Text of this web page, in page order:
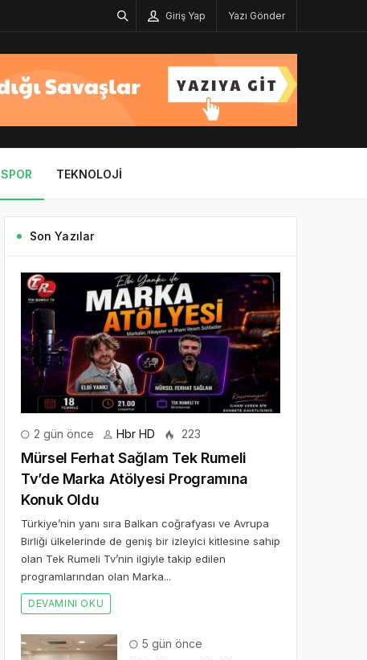
Giriş Yap Yazı Gönder
SPOR TEKNOLOJI
Son Yazılar
2 gün önce Hbr HD 223
Mürsel Ferhat Sağlam Tek Rumeli
Tv’de Marka Atölyesi Programına
Konuk Oldu
Türkiye’nin yanı sıra Balkan coğrafyası ve Avrupa
Birliği ülkelerinde de geniş bir izleyici kitlesine sahip
olan Tek Rumeli Tv’nin ilgiyle takip edilen
programlarından olan Marka...
DEVAMINI OKU
5 gün önce